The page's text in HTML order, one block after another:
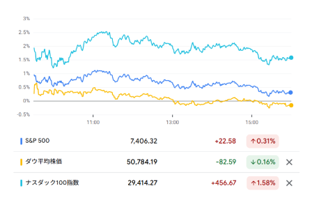
イラン戦争再開なら孤立するとイスラ
エル首相に警告
MSCIが大型IPOの早期指数採用ルール
確認
6月の注目イベントについて
まとめ